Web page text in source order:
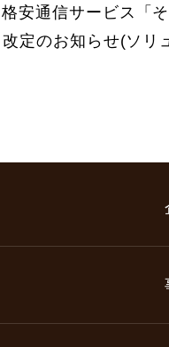
格安通信サービス「
改定のお知らせ(ソリ